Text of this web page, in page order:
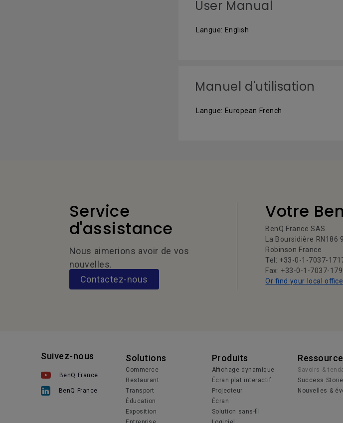
User Manual
Langue: English
Manuel d'utilisation
Langue: European French
Service
d'assistance
Nous aimerions avoir de vos
nouvelles.
Contactez-nous
Votre
BenQ France SAS
La Boursidière RN186
Robinson France
Tel: +33-0-1-7037-
Fax: +33-0-1-7037-
Or find your local office
Suivez-nous
BenQ France
BenQ France
Solutions
Commerce
Restaurant
Transport
Éducation
Exposition
Produits
Affichage dynamique
Écran plat interactif
Projecteur
Écran
Solution sans-fil
Savoirs &
Success
Nouvelles &